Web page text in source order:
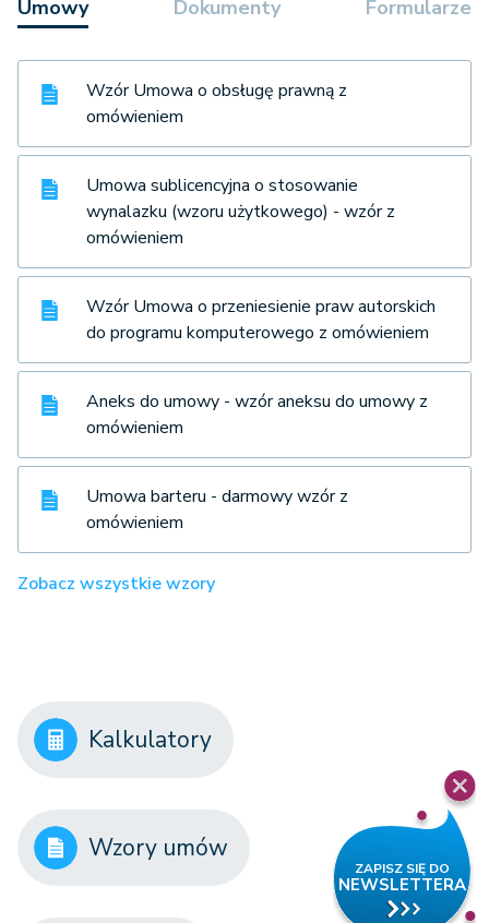
Umowy Dokumenty Formularze
Wzór Umowa o obsługę prawną z
omówieniem
Umowa sublicencyjna o stosowanie
wynalazku (wzoru użytkowego) - wzór z
omówieniem
Wzór Umowa o przeniesienie praw autorskich
do programu komputerowego z omówieniem
Aneks do umowy - wzór aneksu do umowy z
omówieniem
Umowa barteru - darmowy wzór z
omówieniem
Zobacz wszystkie wzory
Kalkulatory
Wzory umów